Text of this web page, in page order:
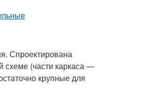
Спроектирована
схеме (части каркаса —
крупные для